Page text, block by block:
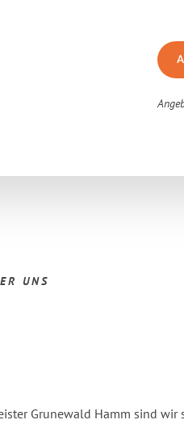
UNS
Grunewald Hamm sind